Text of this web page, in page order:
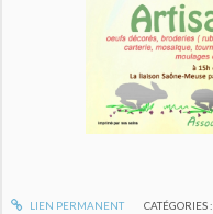
LIEN PERMANENT CATÉGORIES :